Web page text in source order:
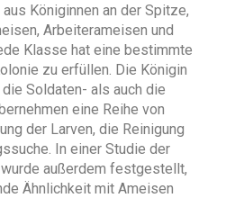
Königinnen an der Spitze,
Arbeiterameisen und
Klasse hat eine bestimmte
zu erfüllen. Die Königin
Soldaten- als auch die
eine Reihe von
der Larven, die Reinigung
In einer Studie der
außerdem festgestellt,
Ähnlichkeit mit Ameisen